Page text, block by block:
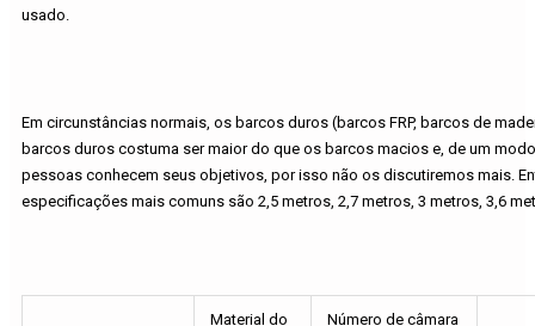
usado.
Em circunstâncias normais, os barcos duros (barcos FRP, barcos de
barcos duros costuma ser maior do que os barcos macios e, de um
pessoas conhecem seus objetivos, por isso não os discutiremos mais.
especificações mais comuns são 2,5 metros, 2,7 metros, 3 metros, 3,6
Material do Número de câmara